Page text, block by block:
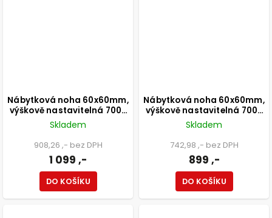
Nábytková noha 60x60mm,
výškově nastavitelná 700-
1100mm, chrom
Skladem
908,26 ,- bez DPH
1 099 ,-
DO KOŠÍKU
Nábytková noha 60x60mm,
výškově nastavitelná 700-
1100mm, černá
Skladem
742,98 ,- bez DPH
899 ,-
DO KOŠÍKU